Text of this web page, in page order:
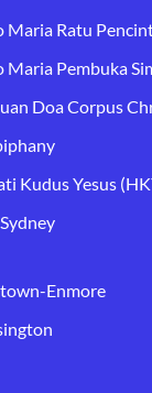
Maria Ratu
Maria Pembuka
Doa Corpus
Kudus Yesus
Enmore